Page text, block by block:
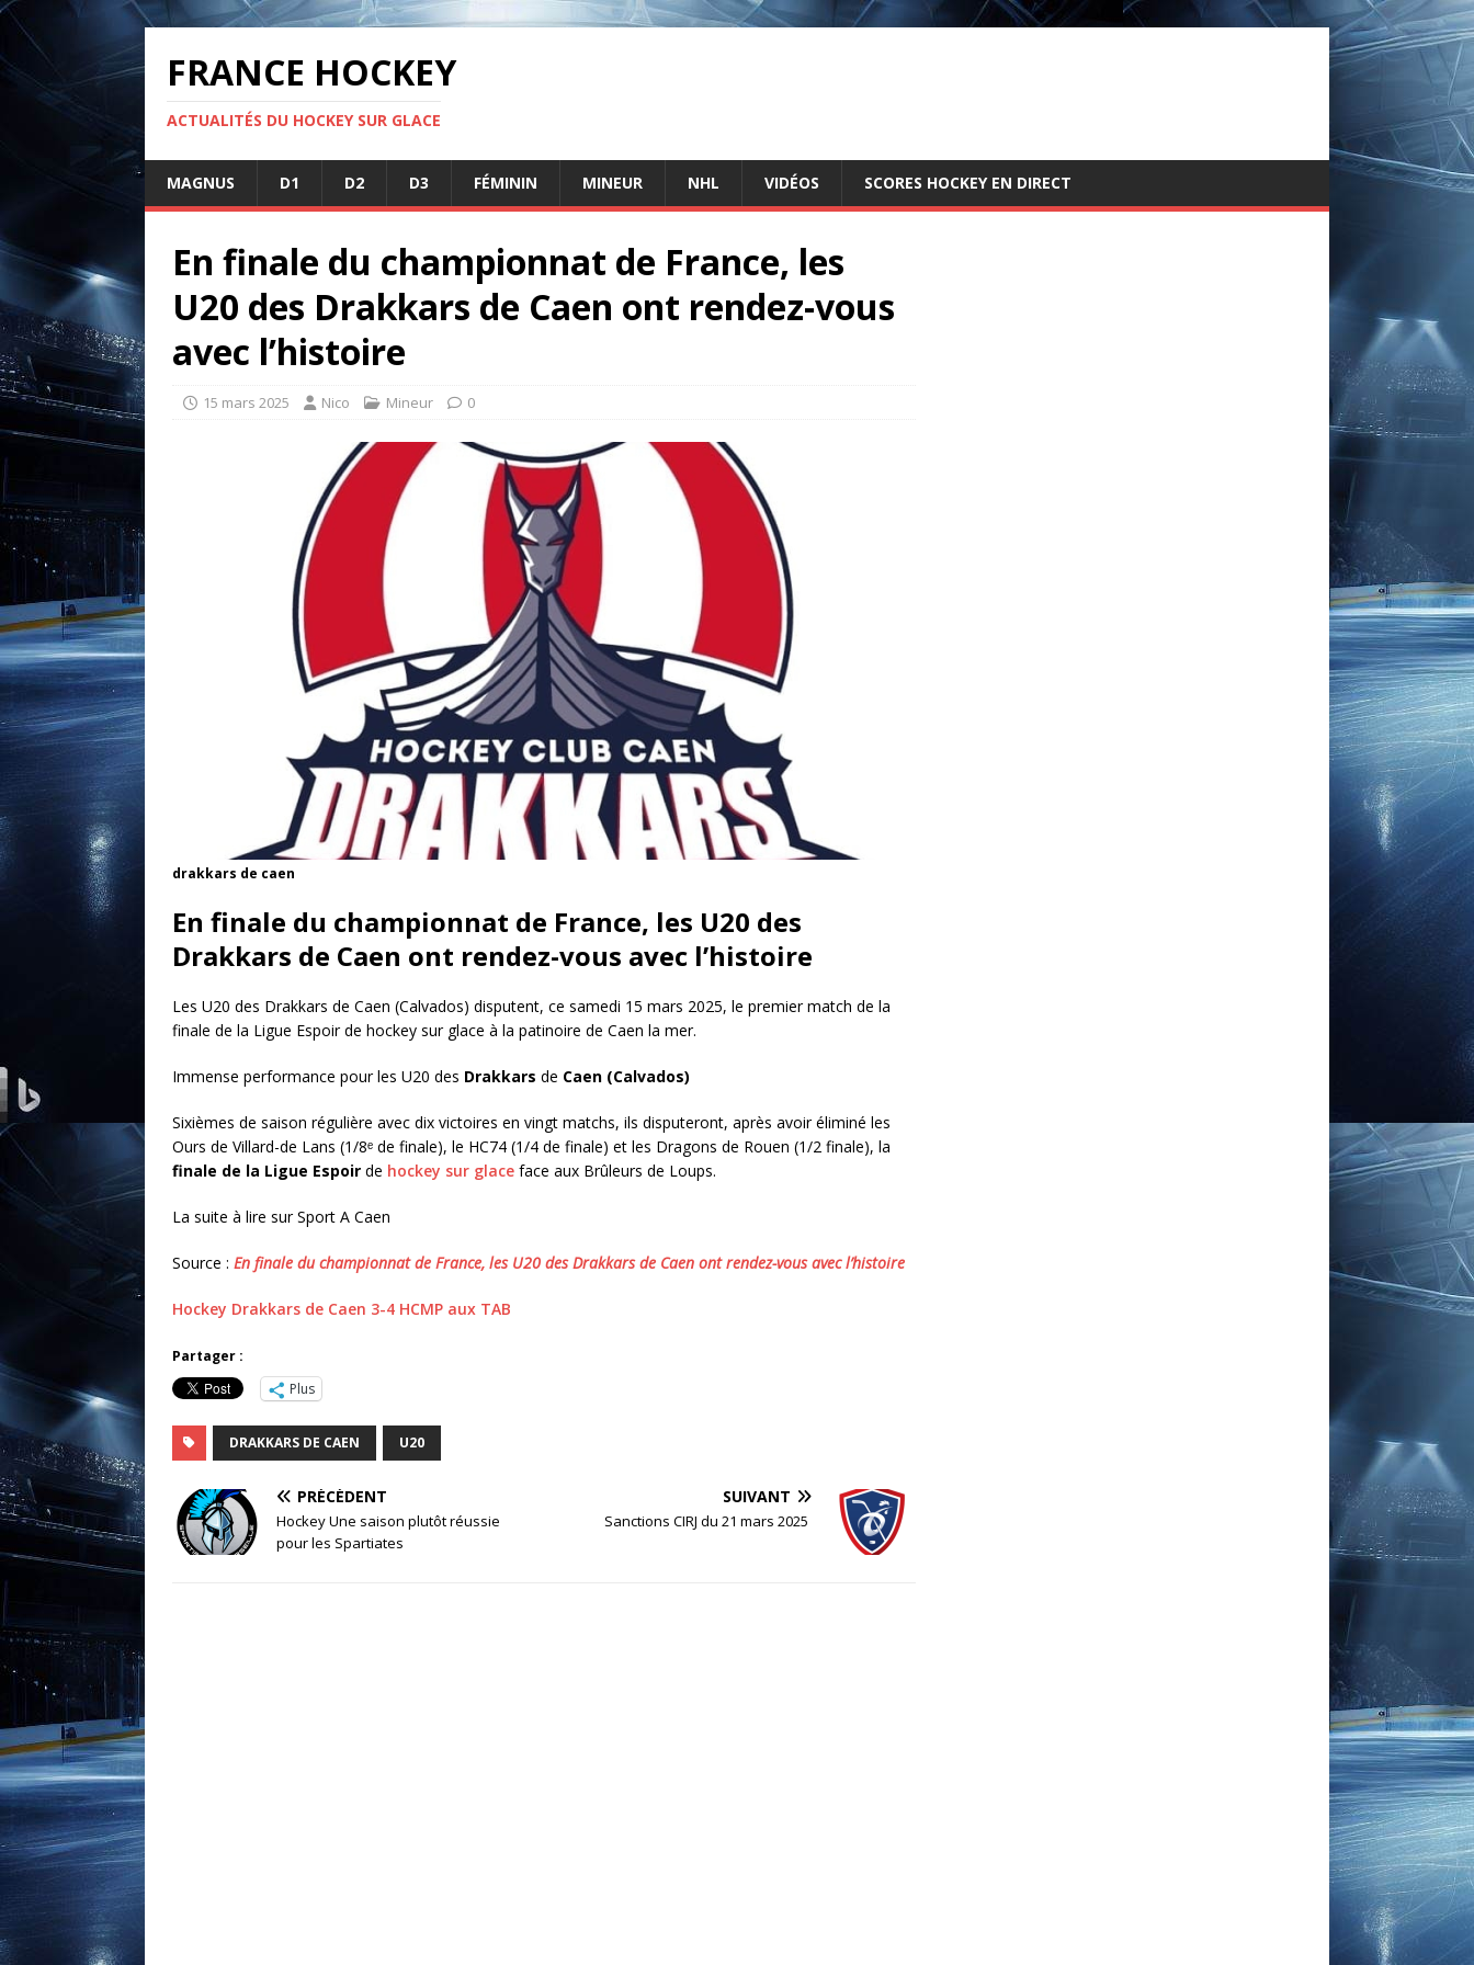
FRANCE HOCKEY
ACTUALITÉS DU HOCKEY SUR GLACE
MAGNUS D1 D2 D3 FÉMININ MINEUR NHL VIDÉOS SCORES HOCKEY EN DIRECT
En finale du championnat de France, les
U20 des Drakkars de Caen ont rendez-vous
avec l’histoire
15 mars 2025 Nico Mineur 0
drakkars de caen
En finale du championnat de France, les U20 des
Drakkars de Caen ont rendez-vous avec l’histoire
Les U20 des Drakkars de Caen (Calvados) disputent, ce samedi 15 mars 2025, le premier match de la
finale de la Ligue Espoir de hockey sur glace à la patinoire de Caen la mer.
Immense performance pour les U20 des Drakkars de Caen (Calvados)
Sixièmes de saison régulière avec dix victoires en vingt matchs, ils disputeront, après avoir éliminé les
Ours de Villard-de Lans (1/8ᵉ de finale), le HC74 (1/4 de finale) et les Dragons de Rouen (1/2 finale), la
finale de la Ligue Espoir de hockey sur glace face aux Brûleurs de Loups.
La suite à lire sur Sport A Caen
Source : En finale du championnat de France, les U20 des Drakkars de Caen ont rendez-vous avec l’histoire
Hockey Drakkars de Caen 3-4 HCMP aux TAB
Partager :
Plus
DRAKKARS DE CAEN U20
PRÉCÉDENT
Hockey Une saison plutôt réussie
pour les Spartiates
SUIVANT
Sanctions CIRJ du 21 mars 2025